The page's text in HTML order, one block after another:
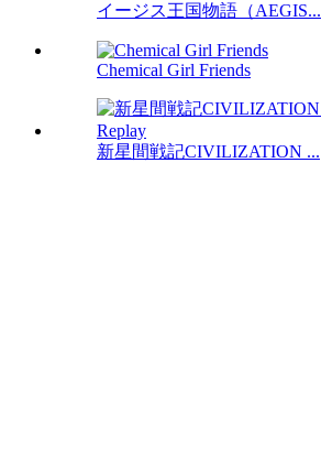
イージス王国物語（AEGIS...
Chemical Girl Friends
新星間戦記CIVILIZATION ...